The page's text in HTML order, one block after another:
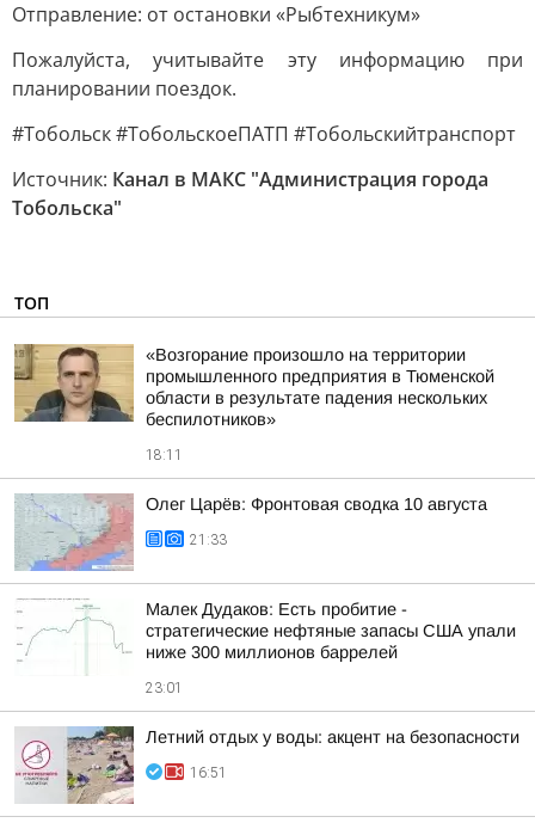
Отправление: от остановки «Рыбтехникум»
Пожалуйста, учитывайте эту информацию при
планировании поездок.
#Тобольск #ТобольскоеПАТП #Тобольскийтранспорт
Источник: Канал в МАКС "Администрация города
Тобольска"
ТОП
«Возгорание произошло на территории
промышленного предприятия в Тюменской
области в результате падения нескольких
беспилотников»
18:11
Олег Царёв: Фронтовая сводка 10 августа
21:33
Малек Дудаков: Есть пробитие -
стратегические нефтяные запасы США упали
ниже 300 миллионов баррелей
23:01
Летний отдых у воды: акцент на безопасности
16:51